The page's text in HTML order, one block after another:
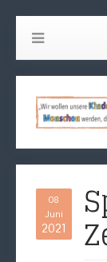
08
Juni
2021